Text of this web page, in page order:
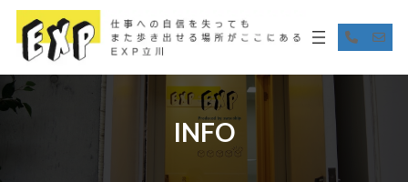
ツ
へ
シ
ョ
ア
イ
コ
リ
ア
イ
コ
リ
INFO